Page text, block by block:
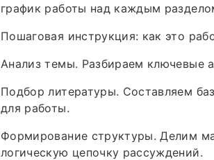
график работы над каждым
Пошаговая инструкция: как это
Анализ темы. Разбираем ключевые
Подбор литературы. Составляем
для работы.
Формирование структуры. Делим
логическую цепочку рассуждений.